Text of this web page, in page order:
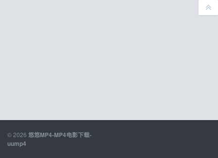
© 2026 悠悠MP4-MP4电影下载-
uump4